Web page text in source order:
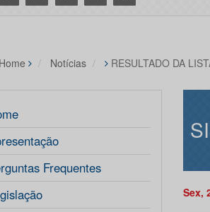
Home Notícias RESULTADO DA
Frequentes
Sex,